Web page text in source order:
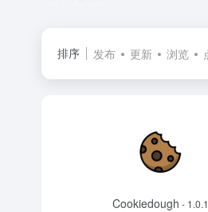
排序 发布 更新 浏览
Cookiedough - 1.0.1